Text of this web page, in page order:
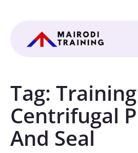
Tag: Training
Centrifugal
And Seal